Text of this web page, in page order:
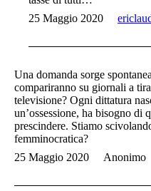
25 Maggio 2020
Una domanda sorge
compariranno su giornali a
televisione? Ogni dittatura
un’ossessione, ha bisogno di
prescindere. Stiamo
femminocratica?
25 Maggio 2020
Anonimo